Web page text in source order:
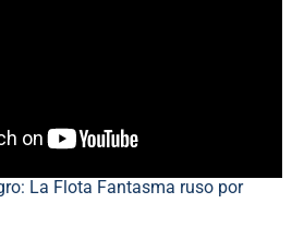
La Flota Fantasma ruso por